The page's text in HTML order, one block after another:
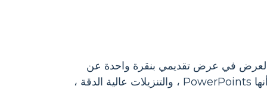
في عرض تقديمي بنقرة واحدة عن
طريق النقر على زر "عرض الشرائح". يمكن أيضًا تصدير القصص المصورة على أنها PowerPoints ، والتنزيلات عالية الدقة ،